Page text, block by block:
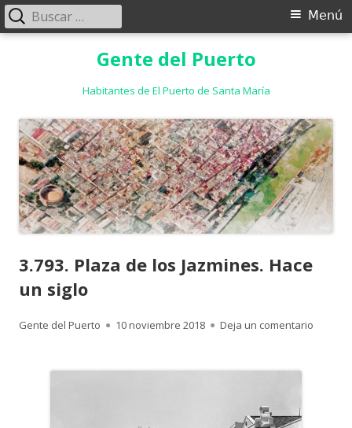
Gente del Puerto
Habitantes de El Puerto de Santa María
Menú
Menú
Buscar:
3.793. Plaza de los Jazmines. Hace
un siglo
Autor
Gente del Puerto
Publicado
10 noviembre 2018 Deja un comentario